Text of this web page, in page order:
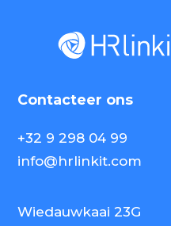
Contacteer ons
+32 9 298 04 99
info@hrlinkit.com
Wiedauwkaai 23G